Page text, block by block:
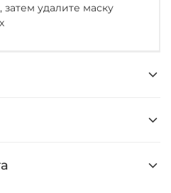
затем удалите маску